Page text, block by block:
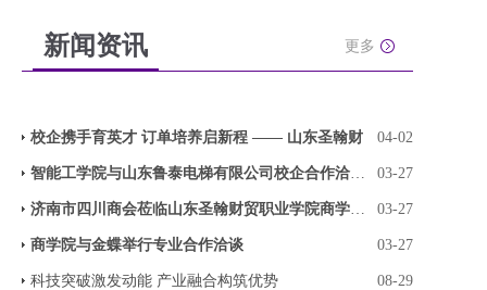
新闻资讯 更多
校企携手育英才 订单培养启新程 —— 山东圣翰财 04-02
智能工学院与山东鲁泰电梯有限公司校企合作洽谈圆 03-27
济南市四川商会莅临山东圣翰财贸职业学院商学院座 03-27
商学院与金蝶举行专业合作洽谈 03-27
科技突破激发动能 产业融合构筑优势 08-29